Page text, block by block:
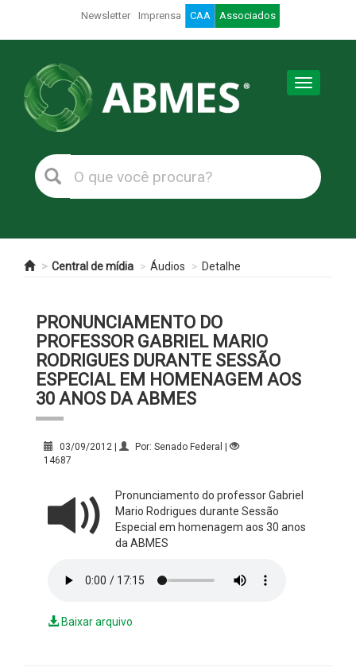
Newsletter Imprensa CAA Associados
Toggle
Central de mídia Áudios Detalhe
PRONUNCIAMENTO DO
PROFESSOR GABRIEL MARIO
RODRIGUES DURANTE SESSÃO
ESPECIAL EM HOMENAGEM AOS
30 ANOS DA ABMES
03/09/2012 |
Por: Senado Federal |
14687
Pronunciamento do professor Gabriel
Mario Rodrigues durante Sessão
Especial em homenagem aos 30 anos
da ABMES
Baixar arquivo